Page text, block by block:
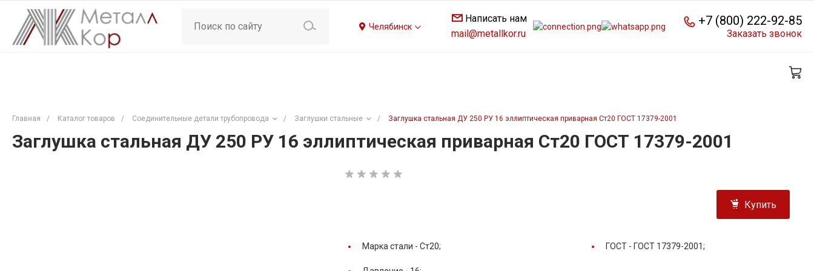
Челябинск
Написать нам
mail@metallkor.ru
+7 (800) 222-92-85
Заказать звонок
Главная / Каталог товаров / Соединительные детали трубопровода / Заглушки стальные / Заглушка стальная ДУ 250 РУ 16 эллиптическая приварная Ст20 ГОСТ 17379-2001
Заглушка стальная ДУ 250 РУ 16 эллиптическая приварная Ст20 ГОСТ 17379-2001
Купить
Марка стали - Ст20; ГОСТ - ГОСТ 17379-2001;